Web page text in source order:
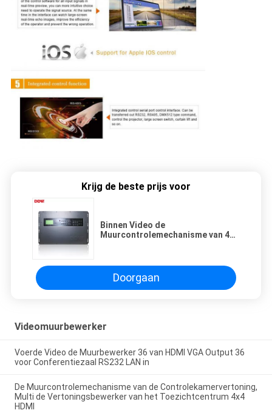
Krijg de beste prijs voor
Binnen Video de
Muurcontrolemechanisme van 4K
Tentoonstellings Videovertoning
Doorgaan
Videomuurbewerker
Voerde Video de Muurbewerker 36 van HDMI VGA Output 36
voor Conferentiezaal RS232 LAN in
De Muurcontrolemechanisme van de Controlekamervertoning,
Multi de Vertoningsbewerker van het Toezichtcentrum 4x4
HDMI